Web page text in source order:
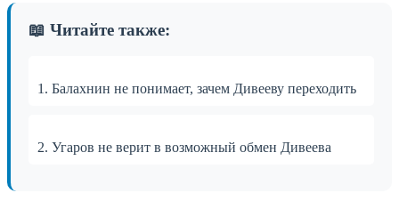
📖 Читайте также:
1. Балахнин не понимает, зачем Дивееву переходить
2. Угаров не верит в возможный обмен Дивеева